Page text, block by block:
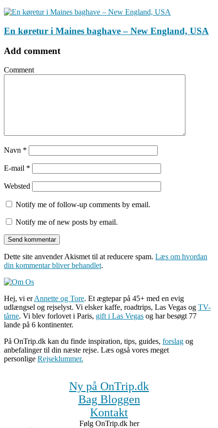
En køretur i Maines baghave – New England, USA
Add comment
Comment
Navn *
E-mail *
Websted
Notify me of follow-up comments by email.
Notify me of new posts by email.
Dette site anvender Akismet til at reducere spam. Læs om hvordan
din kommentar bliver behandlet.
Hej, vi erAnnette og Tore. Et ægtepar på 45+ med en evig
udlængsel og rejselyst. Vi elsker kaffe, roadtrips, Las Vegas og TV-
tårne. Vi blev forlovet i Paris, gift i Las Vegas og har besøgt 77
lande på 6 kontinenter.
På OnTrip.dk kan du finde inspiration, tips, guides, forslag og
anbefalinger til din næste rejse. Læs også vores meget
personlige Rejseklummer.
Ny på OnTrip.dk
Bag Bloggen
Kontakt
Følg OnTrip.dk her